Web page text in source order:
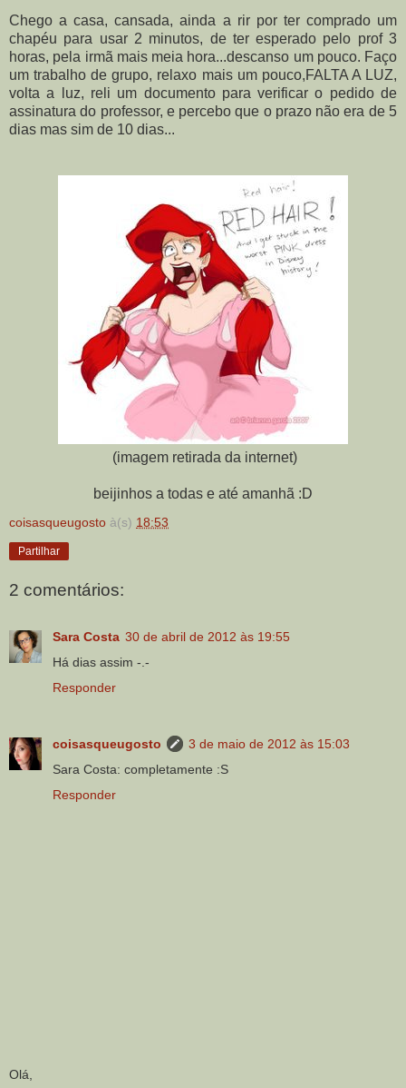
Chego a casa, cansada, ainda a rir por ter comprado um
chapéu para usar 2 minutos, de ter esperado pelo prof 3
horas, pela irmã mais meia hora...descanso um pouco. Faço
um trabalho de grupo, relaxo mais um pouco,FALTA A LUZ,
volta a luz, reli um documento para verificar o pedido de
assinatura do professor, e percebo que o prazo não era de 5
dias mas sim de 10 dias...
(imagem retirada da internet)
beijinhos a todas e até amanhã :D
coisasqueugosto à(s) 18:53
Partilhar
2 comentários:
Sara Costa 30 de abril de 2012 às 19:55
Há dias assim -.-
Responder
coisasqueugosto
3 de maio de 2012 às 15:03
Sara Costa: completamente :S
Responder
Olá,